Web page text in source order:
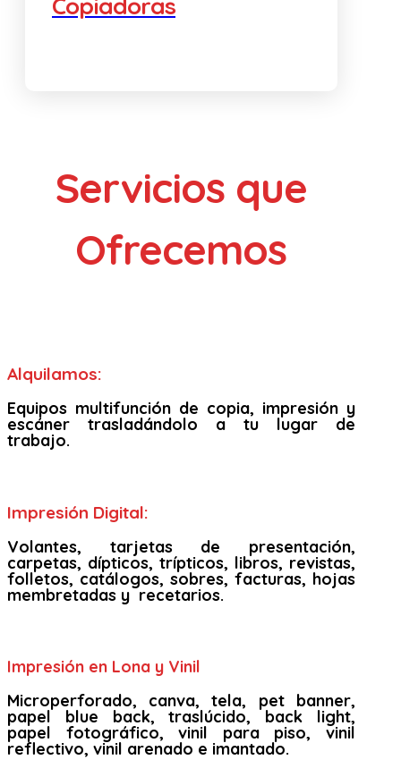
Servicios que
Ofrecemos
Alquilamos:
Equipos multifunción de copia, impresión y
escáner trasladándolo a tu lugar de
trabajo.
Impresión Digital:
Volantes, tarjetas de presentación,
carpetas, dípticos, trípticos, libros, revistas,
folletos, catálogos, sobres, facturas, hojas
membretadas y recetarios.
Impresión en Lona y Vinil
Microperforado, canva, tela, pet banner,
papel blue back, traslúcido, back light,
papel fotográfico, vinil para piso, vinil
reflectivo, vinil arenado e imantado.